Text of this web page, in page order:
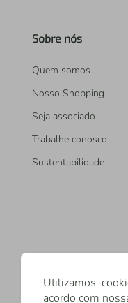
Sobre nós
Quem somos
Nosso Shopping
Seja associado
Trabalhe conosco
Sustentabilidade
Utilizamos
acordo com